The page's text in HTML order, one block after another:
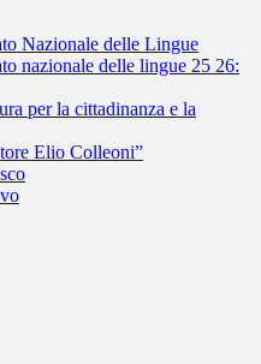
Nazionale delle Lingue
nazionale delle lingue 25 26:
per la cittadinanza e la
Elio Colleoni”